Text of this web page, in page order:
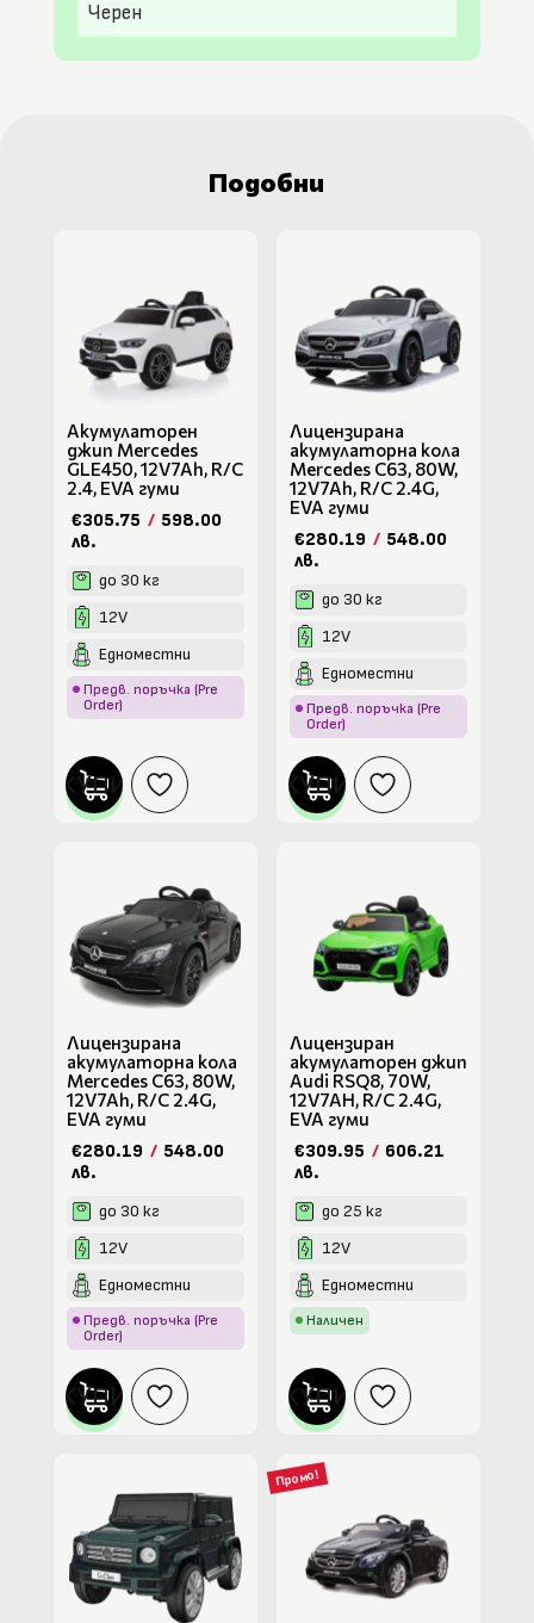
Черен
Подобни
Акумулаторен
джип Mercedes
GLE450, 12V7Ah, R/C
2.4, EVA гуми
€305.75 / 598.00
лв.
до 30 кг
12V
Едноместни
Предв. поръчка (Pre
Order)
КУПИ
Лицензирана
акумулаторна кола
Mercedes C63, 80W,
12V7Ah, R/C 2.4G,
EVA гуми
€280.19 / 548.00
лв.
до 30 кг
12V
Едноместни
Предв. поръчка (Pre
Order)
КУПИ
Лицензирана
акумулаторна кола
Mercedes C63, 80W,
12V7Ah, R/C 2.4G,
EVA гуми
€280.19 / 548.00
лв.
до 30 кг
12V
Едноместни
Предв. поръчка (Pre
Order)
КУПИ
Лицензиран
акумулаторен джип
Audi RSQ8, 70W,
12V7AH, R/C 2.4G,
EVA гуми
€309.95 / 606.21
лв.
до 25 кг
12V
Едноместни
Наличен
КУПИ
Промо!